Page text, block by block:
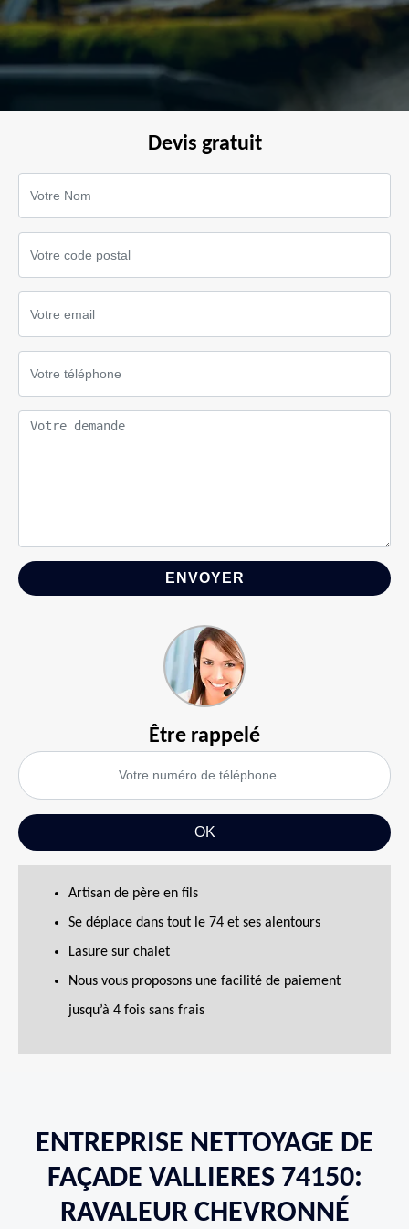
Devis gratuit
Être rappelé
Artisan de père en fils
Se déplace dans tout le 74 et ses alentours
Lasure sur chalet
Nous vous proposons une facilité de paiement
jusqu’à 4 fois sans frais
ENTREPRISE NETTOYAGE DE
FAÇADE VALLIERES 74150:
RAVALEUR CHEVRONNÉ